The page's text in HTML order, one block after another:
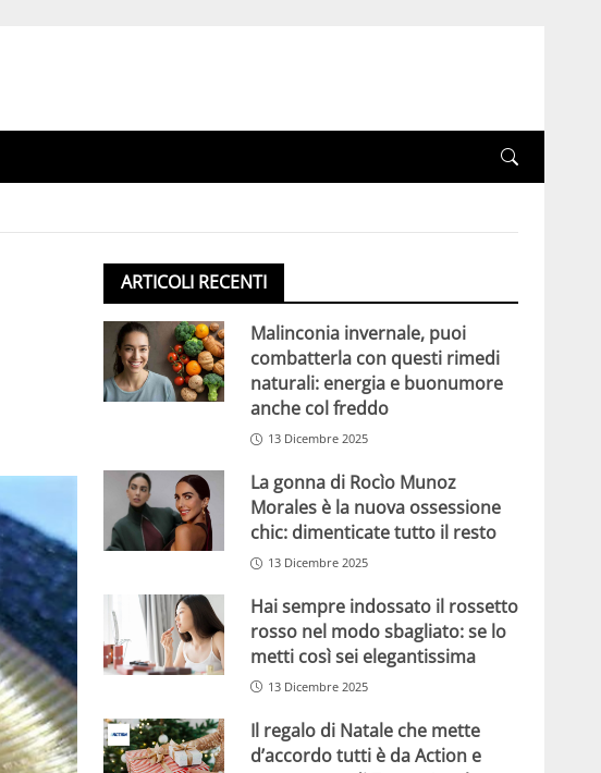
ARTICOLI RECENTI
Malinconia invernale, puoi
combatterla con questi rimedi
naturali: energia e buonumore
anche col freddo
13 Dicembre 2025
La gonna di Rocìo Munoz
Morales è la nuova ossessione
chic: dimenticate tutto il resto
13 Dicembre 2025
Hai sempre indossato il rossetto
rosso nel modo sbagliato: se lo
metti così sei elegantissima
13 Dicembre 2025
Il regalo di Natale che mette
d’accordo tutti è da Action e